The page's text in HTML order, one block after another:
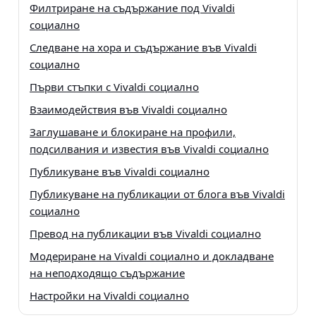
Филтриране на съдържание под Vivaldi
социално
Следване на хора и съдържание във Vivaldi
социално
Първи стъпки с Vivaldi социално
Взаимодействия във Vivaldi социално
Заглушаване и блокиране на профили,
подсилвания и известия във Vivaldi социално
Публикуване във Vivaldi социално
Публикуване на публикации от блога във Vivaldi
социално
Превод на публикации във Vivaldi социално
Модериране на Vivaldi социално и докладване
на неподходящо съдържание
Настройки на Vivaldi социално